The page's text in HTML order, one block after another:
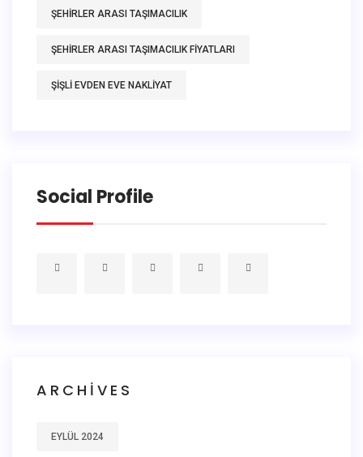
ŞEHIRLER ARASI TAŞIMACILIK
ŞEHIRLER ARASI TAŞIMACILIK FIYATLARI
ŞIŞLI EVDEN EVE NAKLIYAT
Social Profile
ARCHIVES
EYLÜL 2024